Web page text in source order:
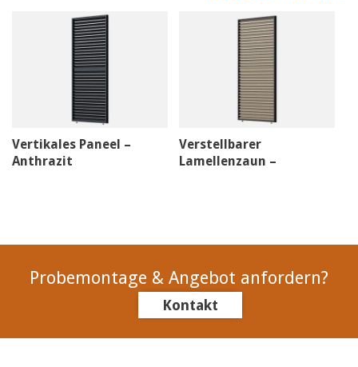
Vertikales Paneel –
Anthrazit
Verstellbarer
Lamellenzaun –
Probemontage & Angebot anfordern?
Kontakt